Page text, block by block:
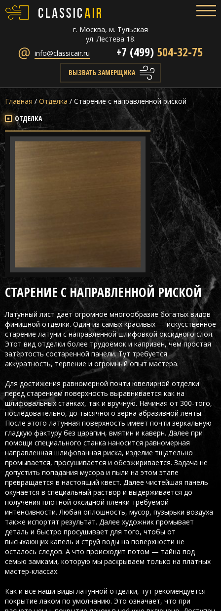
г. Москва, м. Тульская
ул. Лестева 18.
info@classicair.ru
+7 (499) 504-32-75
ВЫЗВАТЬ ЗАМЕРЩИКА
Главная / Отделка / Старение с направленной риской
ОТДЕЛКА
СТАРЕНИЕ С НАПРАВЛЕННОЙ РИСКОЙ
Латунный лист дает огромное многообразие богатых видов
финишной отделки. Один из самых красивых — искусственное
старение латуни с направленной шлифовкой оксидного слоя.
Этот вид отделки более трудоёмок и капризен, чем простая
затёртость состаренной панели. Тут требуется
аккуратность, терпение и огромный опыт мастера.
Для достижения равномерной почти ювелирной отделки
перед старением поверхность выравнивается как на
шлифовальных станках, так и вручную. Начиная от 300-того,
последовательно, до тысячного зерна абразивной ленты.
После этого латунная поверхность имеет почти зеркальную
гладкую фактуру без царапин, вмятин и каверн. Далее при
помощи специального станка наносится равномерная
направленная шлифованная риска, изделие тщательно
промывается, просушивается и обезжиривается. Задача не
допустить попадания мусора и пыли на этом этапе
превращается в настоящий квест. Далее чистейшая панель
окунается в специальный раствор и выдерживается до
получения плотной оксидной пленки требуемой
интенсивности. Любая оплошность, мусор, пузырьки воздуха
также испортят результат. Далее художник промывает
деталь и быстро просушивает для того, чтобы от
высыхающих капель и струй воды на поверхности не
осталось следов. А что происходит потом — тайна под
семью замками, которую мы раскрываем только на платных
мастер-классах.
Как и все наши виды латунной отделки, тут рекомендуется
покрытие лаком по умолчанию. Это означает, что при